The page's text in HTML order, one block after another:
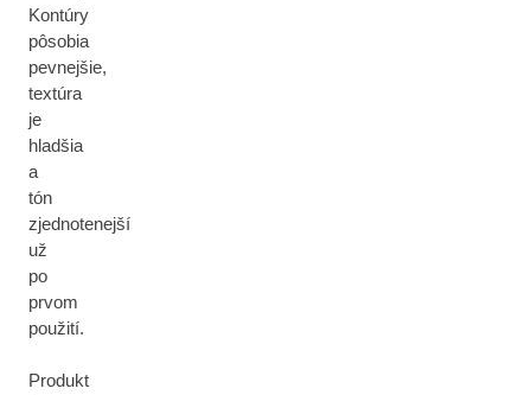
Kontúry
pôsobia
pevnejšie,
textúra
je
hladšia
a
tón
zjednotenejší
už
po
prvom
použití.
Produkt